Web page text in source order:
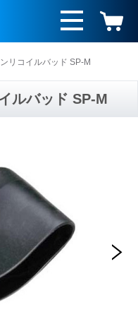
リコイルバッド SP-M
ルバッド SP-M